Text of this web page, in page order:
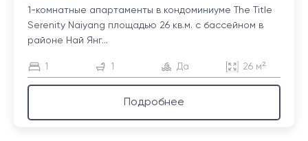
1-комнатные апартаменты в кондоминиуме The Title
Serenity Naiyang площадью 26 кв.м. с бассейном в
районе Най Янг...
1 1 Да 26 м²
Подробнее